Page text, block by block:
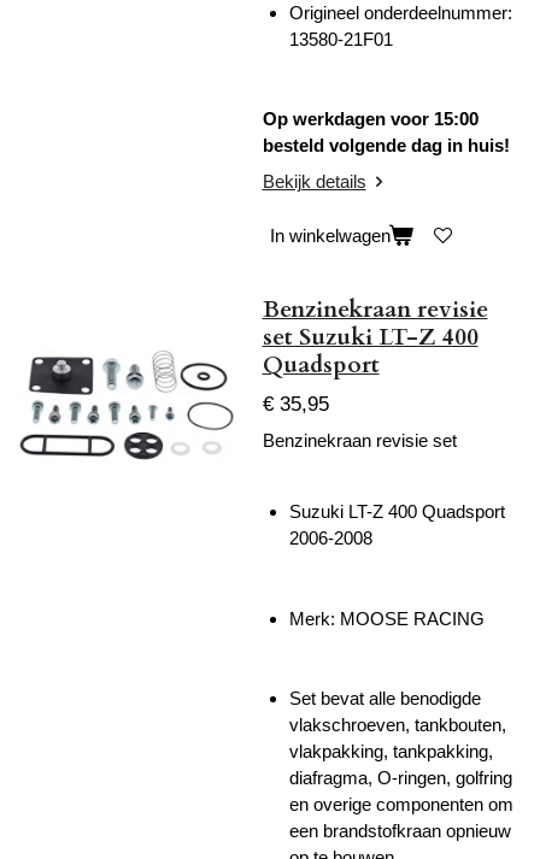
Origineel onderdeelnummer:
13580-21F01
Op werkdagen voor 15:00
besteld volgende dag in huis!
Bekijk details
In winkelwagen
Benzinekraan revisie
set Suzuki LT-Z 400
Quadsport
€ 35,95
Benzinekraan revisie set
Suzuki LT-Z 400 Quadsport
2006-2008
Merk: MOOSE RACING
Set bevat alle benodigde
vlakschroeven, tankbouten,
vlakpakking, tankpakking,
diafragma, O-ringen, golfring
en overige componenten om
een brandstofkraan opnieuw